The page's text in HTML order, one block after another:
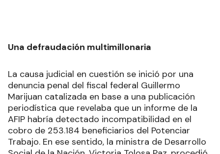
Una defraudación multimillonaria
La causa judicial en cuestión se inició por una
denuncia penal del fiscal federal Guillermo
Marijuan catalizada en base a una publicación
periodística que revelaba que un informe de la
AFIP habría detectado incompatibilidad en el
cobro de 253.184 beneficiarios del Potenciar
Trabajo. En ese sentido, la ministra de Desarrollo